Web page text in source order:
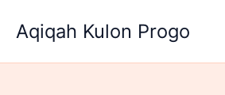
konten
Aqiqah Kulon Progo